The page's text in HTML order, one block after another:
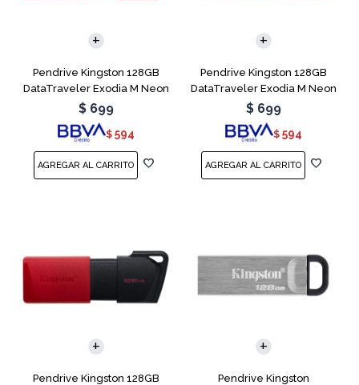
Pendrive Kingston 128GB
DataTraveler Exodia M Neon
Pink
$ 699
$ 594
Pendrive Kingston 128GB
DataTraveler Exodia M Neon
Purple
$ 699
$ 594
Pendrive Kingston 128GB
Pendrive Kingston